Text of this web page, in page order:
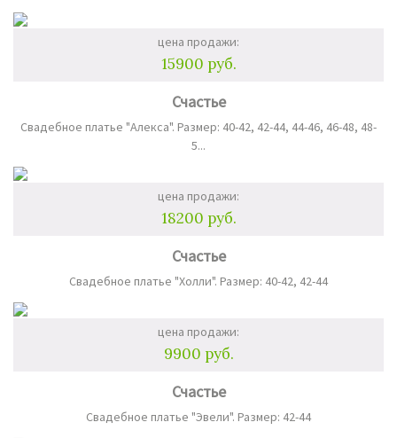
цена продажи:
15900 руб.
Счастье
Свадебное платье "Алекса". Размер: 40-42, 42-44, 44-46, 46-48, 48-
5...
цена продажи:
18200 руб.
Счастье
Свадебное платье "Холли". Размер: 40-42, 42-44
цена продажи:
9900 руб.
Счастье
Свадебное платье "Эвели". Размер: 42-44